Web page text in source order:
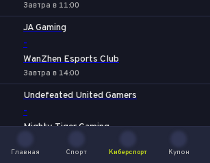
Завтра в 11:00
JA Gaming
-
WanZhen Esports Club
Завтра в 14:00
Undefeated United Gamers
-
Mighty Tiger Gaming
Главная
Спорт
Киберспорт
Купон